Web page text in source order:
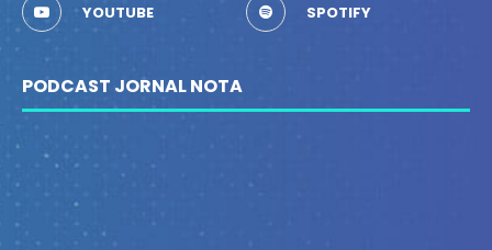
YOUTUBE SPOTIFY
PODCAST JORNAL NOTA